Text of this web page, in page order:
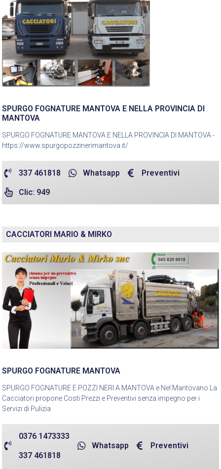
SPURGO FOGNATURE MANTOVA E NELLA PROVINCIA DI
MANTOVA
SPURGO FOGNATURE MANTOVA E NELLA PROVINCIA DI MANTOVA -
https://www.spurgopozzinerimantova.it/
337 461818 Whatsapp Preventivi
Clic: 949
CACCIATORI MARIO & MIRKO
SPURGO FOGNATURE MANTOVA
SPURGO FOGNATURE E POZZI NERI A MANTOVA e Nel Mantovano La
Cacciatori propone Costi Prezzi e Preventivi senza impegno per i
Servizi di Pulizia
0376 1473333
337 461818
Whatsapp Preventivi